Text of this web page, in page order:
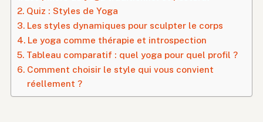
Quiz : Styles de Yoga
Les styles dynamiques pour sculpter le corps
Le yoga comme thérapie et introspection
Tableau comparatif : quel yoga pour quel profil ?
Comment choisir le style qui vous convient
réellement ?